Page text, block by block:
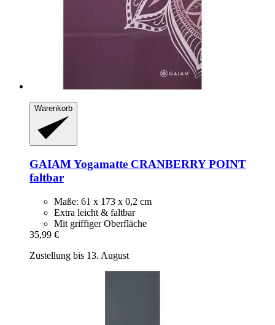
Warenkorb
GAIAMYogamatte CRANBERRY POINT
faltbar
Maße: 61 x 173 x 0,2 cm
Extra leicht & faltbar
Mit griffiger Oberfläche
35,99 €
Zustellung bis 13. August